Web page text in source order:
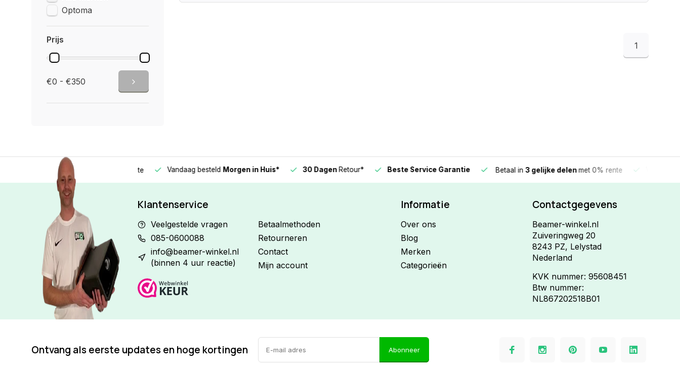
Optoma
Prijs
€0 - €350
1
3 gelijke delen Vandaag besteldMorgen in Huis* 30 DagenRetour* Beste Service Garantie Betaal in3 gelijke delenmet 0% rente Vandaag
Klantenservice
Veelgestelde vragen
085-0600088
info@beamer-winkel.nl
(binnen 4 uur reactie)
Betaalmethoden
Retourneren
Contact
Mijn account
Informatie
Over ons
Blog
Merken
Categorieën
Contactgegevens
Beamer-winkel.nl
Zuiveringweg 20
8243 PZ, Lelystad
Nederland
KVK nummer: 95608451
Btw nummer:
NL867202518B01
Ontvang als eerste updates en hoge kortingen Abonneer